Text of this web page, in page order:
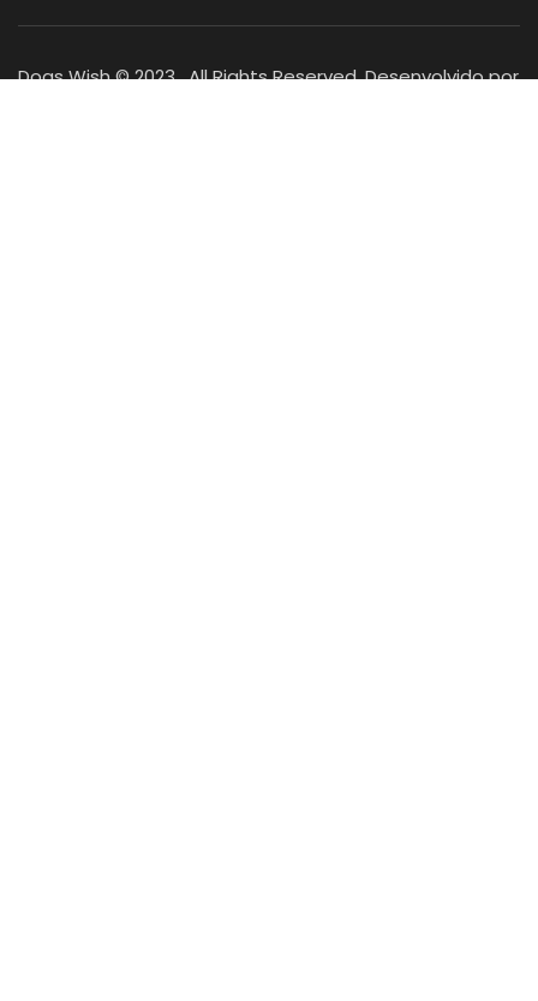
Dogs Wish © 2023 . All Rights Reserved. Desenvolvido por